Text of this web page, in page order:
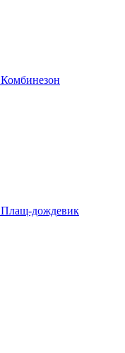
Комбинезон
Плащ-дождевик